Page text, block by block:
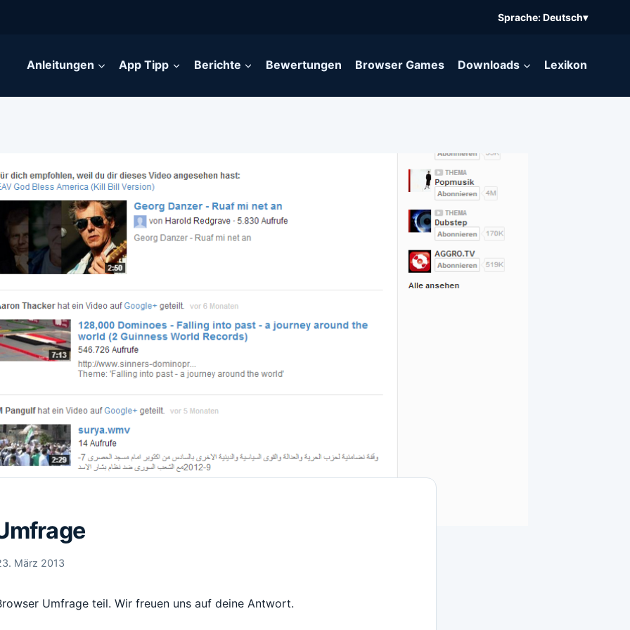
Sprache: Deutsch▾
Anleitungen App Tipp Berichte Bewertungen Browser Games Downloads Lexikon
März 2013
Umfrage teil. Wir freuen uns auf deine Antwort.